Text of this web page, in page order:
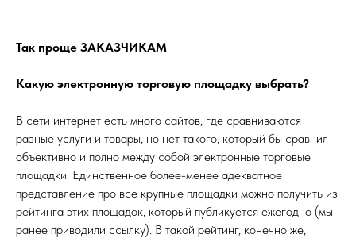
Так проще ЗАКАЗЧИКАМ
Какую электронную торговую площадку выбрать?
В сети интернет есть много сайтов, где сравниваются
разные услуги и товары, но нет такого, который бы сравнил
объективно и полно между собой электронные торговые
площадки. Единственное более-менее адекватное
представление про все крупные площадки можно получить из
рейтинга этих площадок, который публикуется ежегодно (мы
ранее приводили ссылку). В такой рейтинг, конечно же,